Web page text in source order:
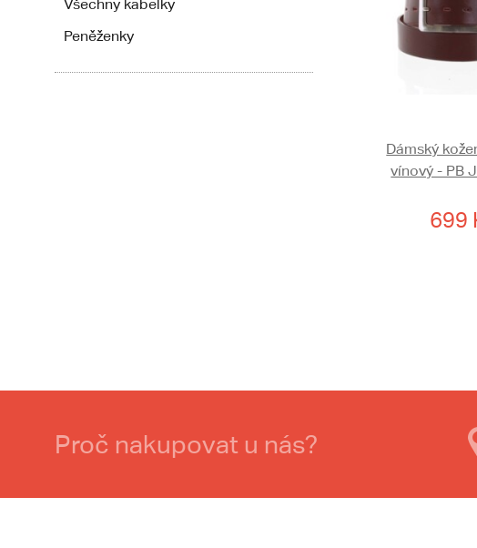
Všechny kabelky
Peněženky
Dámský
vínový - PB
699
Proč nakupovat u nás?